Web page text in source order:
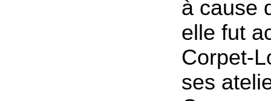
à cause
elle fut
Corpet-
ses